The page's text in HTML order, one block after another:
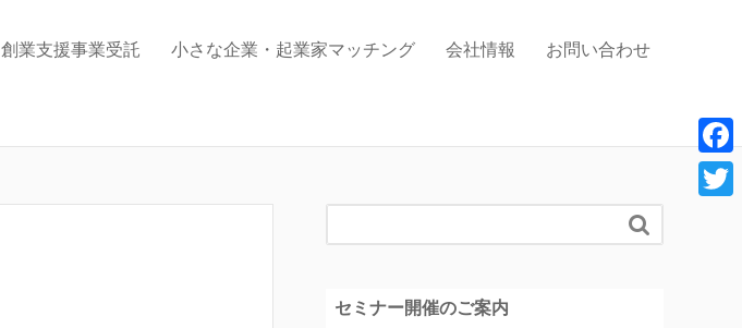
創業支援事業受託 小さな企業・起業家マッチング 会社情報 お問い合わせ

セミナー開催のご案内
F